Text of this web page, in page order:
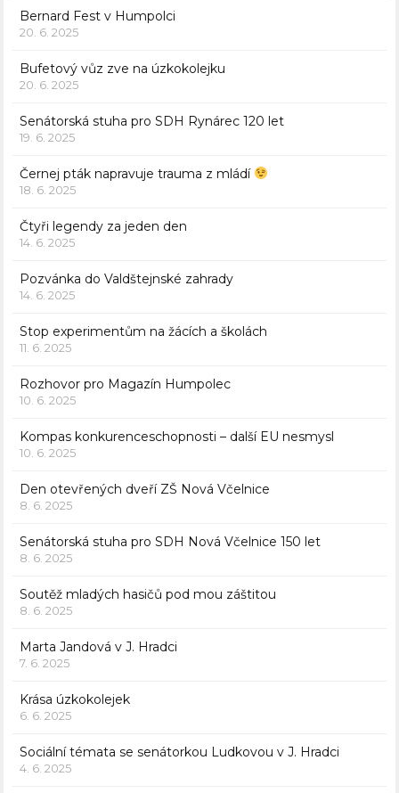
Bernard Fest v Humpolci
20. 6. 2025
Bufetový vůz zve na úzkokolejku
20. 6. 2025
Senátorská stuha pro SDH Rynárec 120 let
19. 6. 2025
Černej pták napravuje trauma z mládí
18. 6. 2025
Čtyři legendy za jeden den
14. 6. 2025
Pozvánka do Valdštejnské zahrady
14. 6. 2025
Stop experimentům na žácích a školách
11. 6. 2025
Rozhovor pro Magazín Humpolec
10. 6. 2025
Kompas konkurenceschopnosti – další EU nesmysl
10. 6. 2025
Den otevřených dveří ZŠ Nová Včelnice
8. 6. 2025
Senátorská stuha pro SDH Nová Včelnice 150 let
8. 6. 2025
Soutěž mladých hasičů pod mou záštitou
8. 6. 2025
Marta Jandová v J. Hradci
7. 6. 2025
Krása úzkokolejek
6. 6. 2025
Sociální témata se senátorkou Ludkovou v J. Hradci
4. 6. 2025